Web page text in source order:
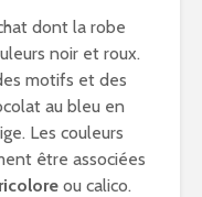
dont la robe
noir et roux.
motifs et des
au bleu en
Les couleurs
être associées
ou calico.